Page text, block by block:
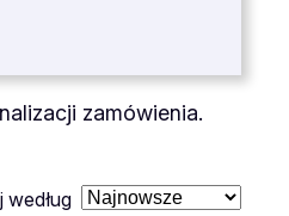
zamówienia.
według